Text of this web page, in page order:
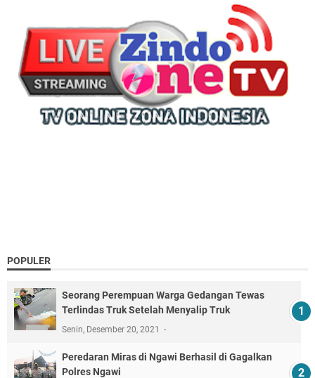
POPULER
Seorang Perempuan Warga Gedangan Tewas
Terlindas Truk Setelah Menyalip Truk
Senin, Desember 20, 2021
Peredaran Miras di Ngawi Berhasil di Gagalkan
Polres Ngawi